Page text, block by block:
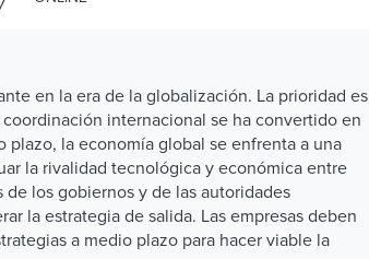
en la era de la globalización. La prioridad es
internacional se ha convertido en
plazo, la economía global se enfrenta a una
la rivalidad tecnológica y económica entre
de los gobiernos y de las autoridades
la estrategia de salida. Las empresas deben
a medio plazo para hacer viable la